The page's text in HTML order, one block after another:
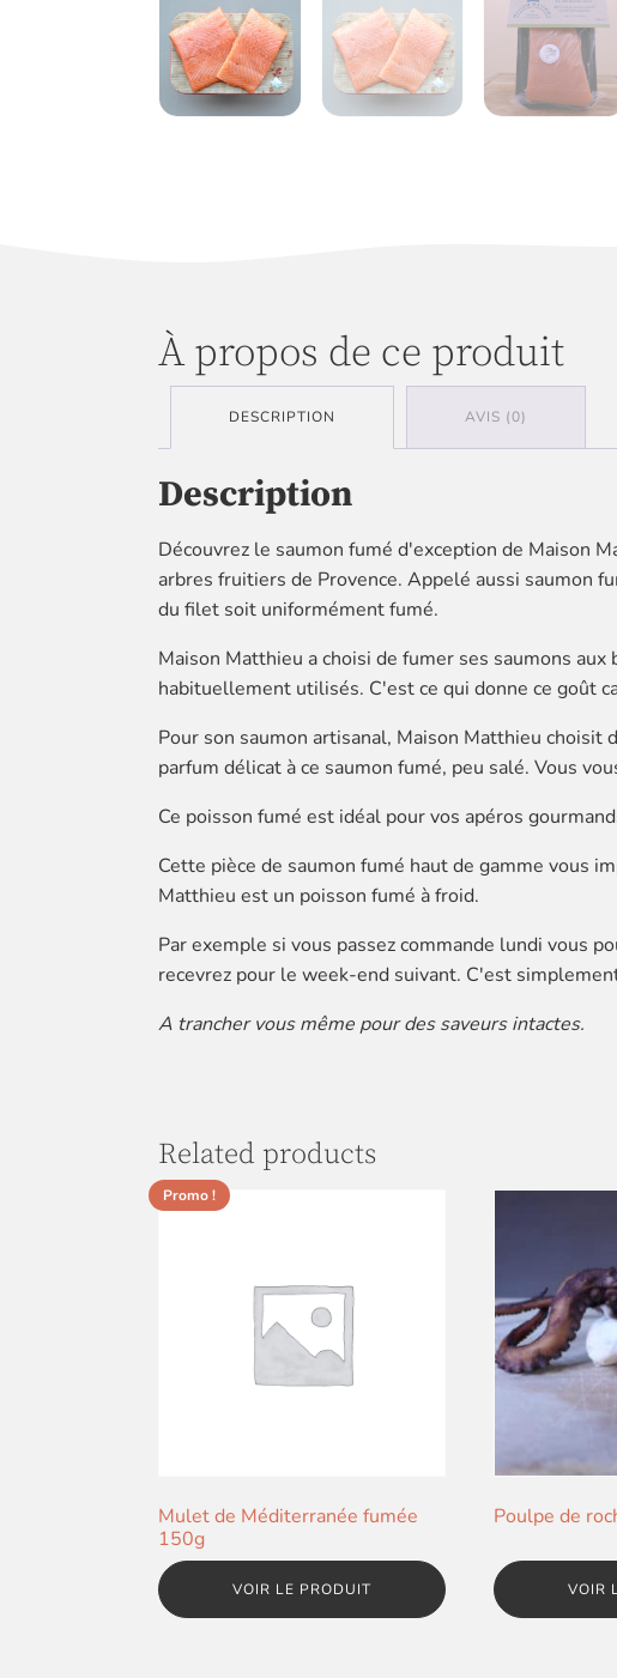
À propos de ce produit
DESCRIPTION AVIS (0)
Description
Découvrez le saumon fumé d'exception de Maison
arbres fruitiers de Provence. Appelé aussi saumon
du filet soit uniformément fumé.
Maison Matthieu a choisi de fumer ses saumons
habituellement utilisés. C'est ce qui donne ce goût
Pour son saumon artisanal, Maison Matthieu choisit
parfum délicat à ce saumon fumé, peu salé. Vous
Ce poisson fumé est idéal pour vos apéros
Cette pièce de saumon fumé haut de gamme vous
Matthieu est un poisson fumé à froid.
Par exemple si vous passez commande lundi vous
recevrez pour le week-end suivant. C'est
A trancher vous même pour des saveurs intactes.
Related products
Promo !
Mulet de Méditerranée fumée
150g
VOIR LE PRODUIT
Poulpe de
VOIR